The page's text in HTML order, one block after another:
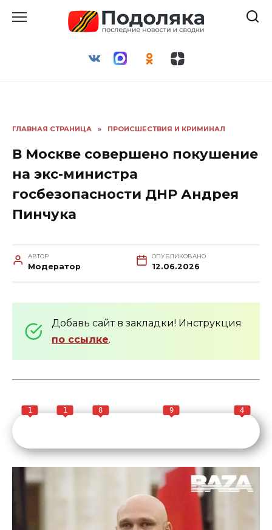
ГЛАВНАЯ СТРАНИЦА » ПРОИСШЕСТВИЯ И КРИМИНАЛ
В Москве совершено покушение
на экс-министра
госбезопасности ДНР Андрея
Пинчука
АВТОР
Модератор
ОПУБЛИКОВАНО
12.06.2026
Добавь сайт в закладки! Инструкция
по ссылке.
1 1 8 9 4